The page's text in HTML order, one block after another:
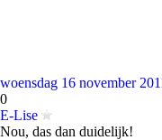
woensdag 16 november
0
E-Lise
Nou, das dan duidelijk!